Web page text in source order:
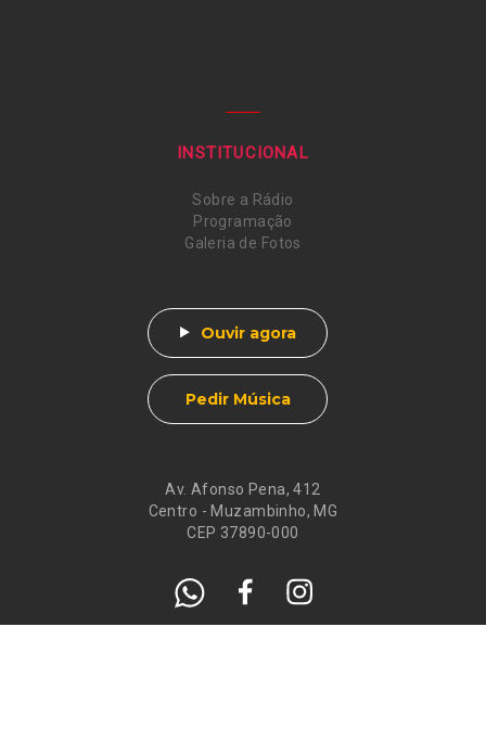
Av. Afonso Pena, 412
Centro - Muzambinho, MG
CEP 37890-000
INSTITUCIONAL
Sobre a Rádio
Programação
Galeria de Fotos
Ouvir agora
Pedir Música